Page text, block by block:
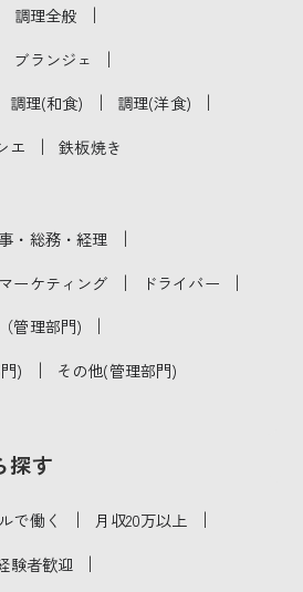
調理全般 ｜
ブランジェ ｜
調理(和食) ｜ 調理(洋食) ｜
エ ｜ 鉄板焼き
・総務・経理 ｜
マーケティング ｜ ドライバー ｜
管理部門) ｜
) ｜ その他(管理部門)
探す
で働く ｜ 月収20万以上 ｜
験者歓迎 ｜